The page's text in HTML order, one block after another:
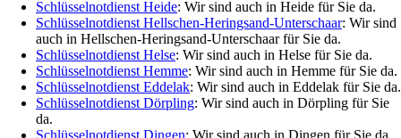
Schlüsselnotdienst Heide: Wir sind auch in Heide für Sie da.
Schlüsselnotdienst Hellschen-Heringsand-Unterschaar: Wir sind
auch in Hellschen-Heringsand-Unterschaar für Sie da.
Schlüsselnotdienst Helse: Wir sind auch in Helse für Sie da.
Schlüsselnotdienst Hemme: Wir sind auch in Hemme für Sie da.
Schlüsselnotdienst Eddelak: Wir sind auch in Eddelak für Sie da.
Schlüsselnotdienst Dörpling: Wir sind auch in Dörpling für Sie
da.